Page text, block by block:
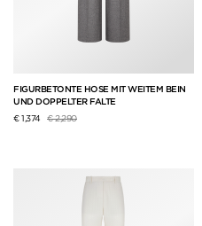
FIGURBETONTE HOSE MIT WEITEM BEIN
UND DOPPELTER FALTE
€ 1,374
Preis reduziert von
€ 2,290auf